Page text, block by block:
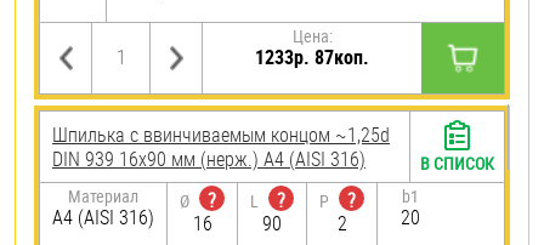
Цена:
1233р. 87коп.
Шпилька c ввинчиваемым концом ~1,25d
DIN 939 16х90 мм (нерж.) A4 (AISI 316)
Материал
A4 (AISI 316)
Ø
?
16
L
?
90
P
?
2
b1
20
В СПИСОК